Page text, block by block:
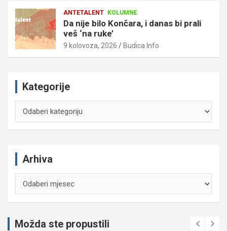
ANTETALENT KOLUMNE
Da nije bilo Končara, i danas bi prali
veš ‘na ruke’
9 kolovoza, 2026 Budica Info
Kategorije
Arhiva
Možda ste propustili